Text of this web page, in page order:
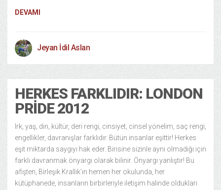
DEVAMI
Jeyan İdil Aslan
HERKES FARKLIDIR: LONDON
PRIDE 2012
Irk, yaş, din, kültür, deri rengi, cinsiyet, cinsel yönelim, saç rengi,
engellikler, davranışlar farklıdır. Bütün insanlar eşittir! Herkes
eşit miktarda saygıyı hak eder. Birisine sizinle aynı olmadığı için
farklı davranmak önyargı olarak bilinir. Önyargı yanlıştır! Bu
afişten, Birleşik Krallık’ın hemen her okulunda, her
kütüphanede, insanların birbirleriyle iletişim halinde oldukları